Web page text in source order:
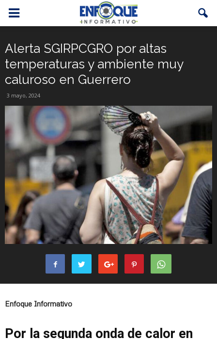
Alerta SGIRPCGRO por altas
temperaturas y ambiente muy
caluroso en Guerrero
3 mayo, 2024
Enfoque Informativo
Por la segunda onda de calor en